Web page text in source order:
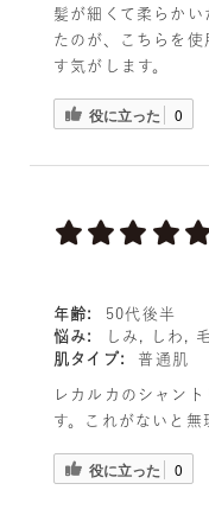
髪が細くて柔らか
たのが、こちらを
す気がします。
役に立った 0
年齢:
50代後半
悩み:
しみ, しわ,
肌タイプ:
普通肌
レカルカのシャン
す。これがないと無
役に立った 0